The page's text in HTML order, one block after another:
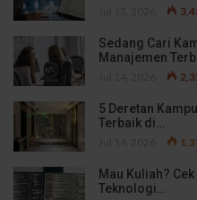
Sedang Cari
Manajemen
5 Deretan
Terbaik di…
Mau Kuliah?
Teknologi…